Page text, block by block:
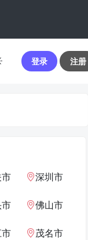
登录 注册
深圳市
佛山市
茂名市